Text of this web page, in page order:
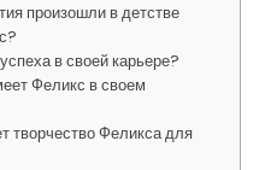
произошли в детстве
в своей карьере?
Феликс в своем
творчество Феликса для